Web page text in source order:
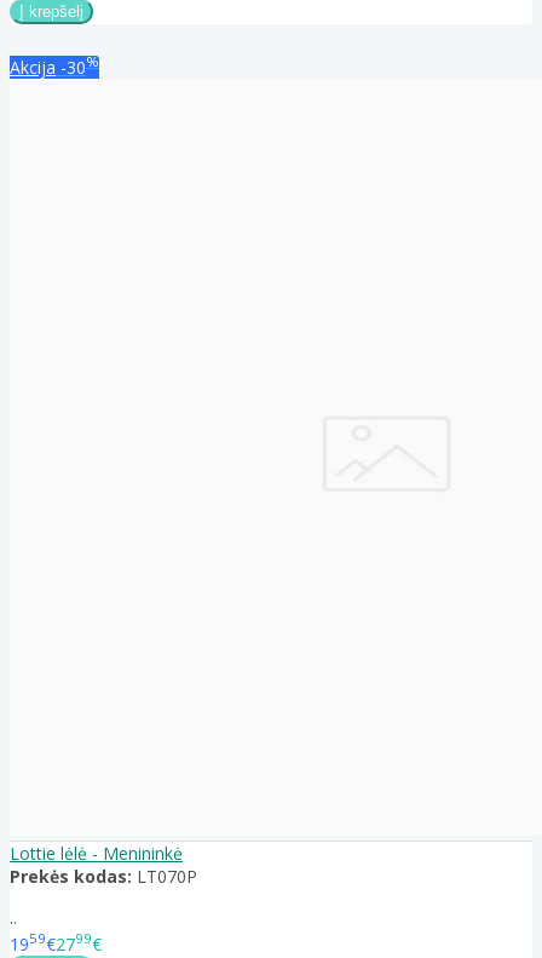
Akcija -30%
Lottie lėlė - Menininkė
Prekės kodas: LT070P
..
1959€2799€